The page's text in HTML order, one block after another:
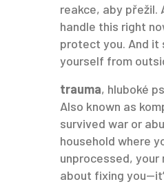
reakce, aby přežil.
handle this right
protect you. And it
yourself from
trauma, hluboké
Also known as
survived war or
household where
unprocessed, your
about fixing